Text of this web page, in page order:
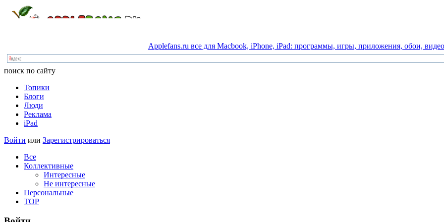
Applefans.ru все для Macbook, iPhone, iPad: программы, игры, приложения, обои, видео
поиск по сайту
Топики
Блоги
Люди
Реклама
iPad
Войти или Зарегистрироваться
Все
Коллективные
Интересные
Не интересные
Персональные
TOP